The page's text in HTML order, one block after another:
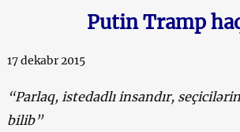
Putin Tramp
17 dekabr 2015
“Parlaq, istedadlı insandır,
bilib”